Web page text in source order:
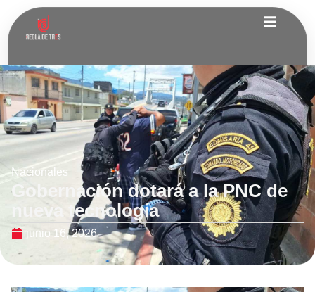
Nacionales
Gobernación dotará a la PNC de
nueva tecnología
junio 16, 2026